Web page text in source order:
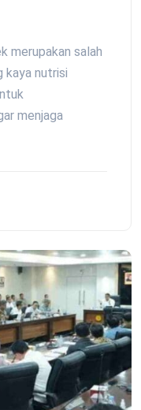
merupakan salah
kaya nutrisi
menjaga